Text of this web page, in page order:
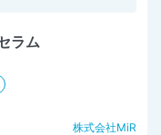
ラム
株式会社MiR